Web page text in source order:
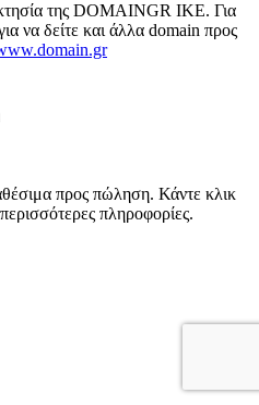
της DOMAINGR ΙΚΕ. Για
να δείτε και άλλα domain προς
προς πώληση. Κάντε κλικ
πληροφορίες.